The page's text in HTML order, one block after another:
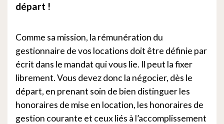
départ !
Comme sa mission, la rémunération du
gestionnaire de vos locations doit être définie par
écrit dans le mandat qui vous lie. Il peut la fixer
librement. Vous devez donc la négocier, dès le
départ, en prenant soin de bien distinguer les
honoraires de mise en location, les honoraires de
gestion courante et ceux liés à l’accomplissement